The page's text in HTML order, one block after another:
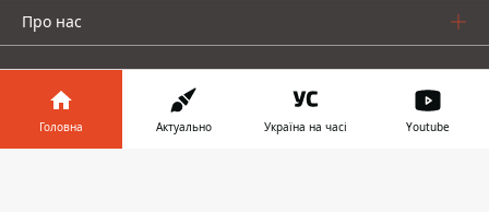
Про нас
Головна Актуально Україна на часі Youtube